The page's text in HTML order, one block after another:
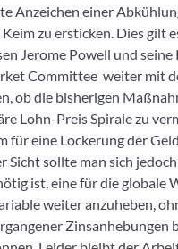
Anzeichen einer
zu ersticken. Dies gilt
Jerome Powell und seine
Committee weiter mit
ob die bisherigen
Lohn-Preis Spirale zu
für eine Lockerung der
Sicht sollte man sich
ist, eine für die globale
weiter anzuheben,
Zinsanhebungen